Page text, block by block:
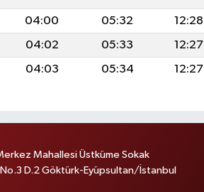
04:00 05:32 12:28
04:02 05:33 12:27
04:03 05:34 12:27
Mahallesi Üstküme Sokak
D.2 Göktürk-Eyüpsultan/İstanbul